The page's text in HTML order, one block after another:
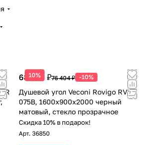
10%
68 764 ₽76 404 ₽ -10%
Душевой угол Veconi Rovigo RV-
075B, 1600х900х2000 черный
матовый, стекло прозрачное
Скидка 10% в подарок!
Арт. 36850